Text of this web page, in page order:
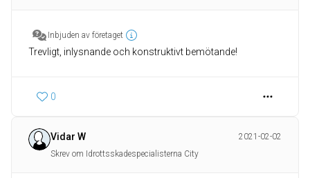
Inbjuden av företaget
Trevligt, inlysnande och konstruktivt bemötande!
0
Vidar W
2021-02-02
Skrev om Idrottsskadespecialisterna City